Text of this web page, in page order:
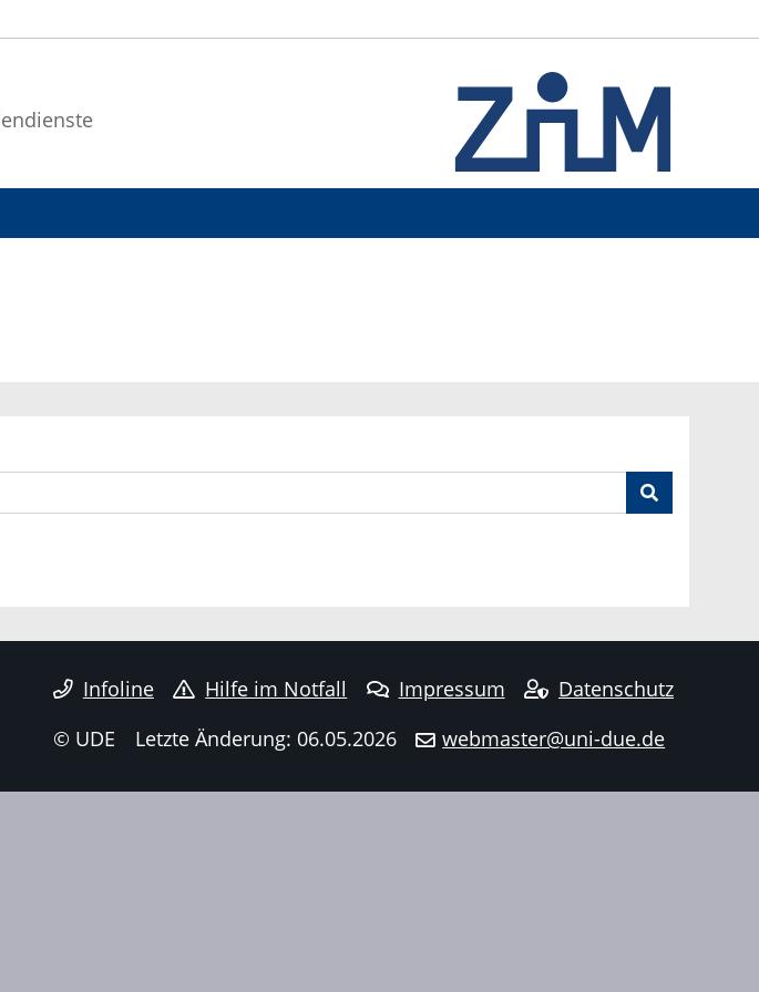
Infoline Hilfe im Notfall Impressum
Datenschutz
© UDE
Letzte Änderung: 06.05.2026 webmaster@uni-due.de